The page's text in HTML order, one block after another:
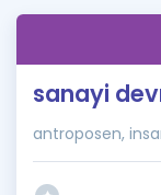
İngilizce
sanayi
antroposen,